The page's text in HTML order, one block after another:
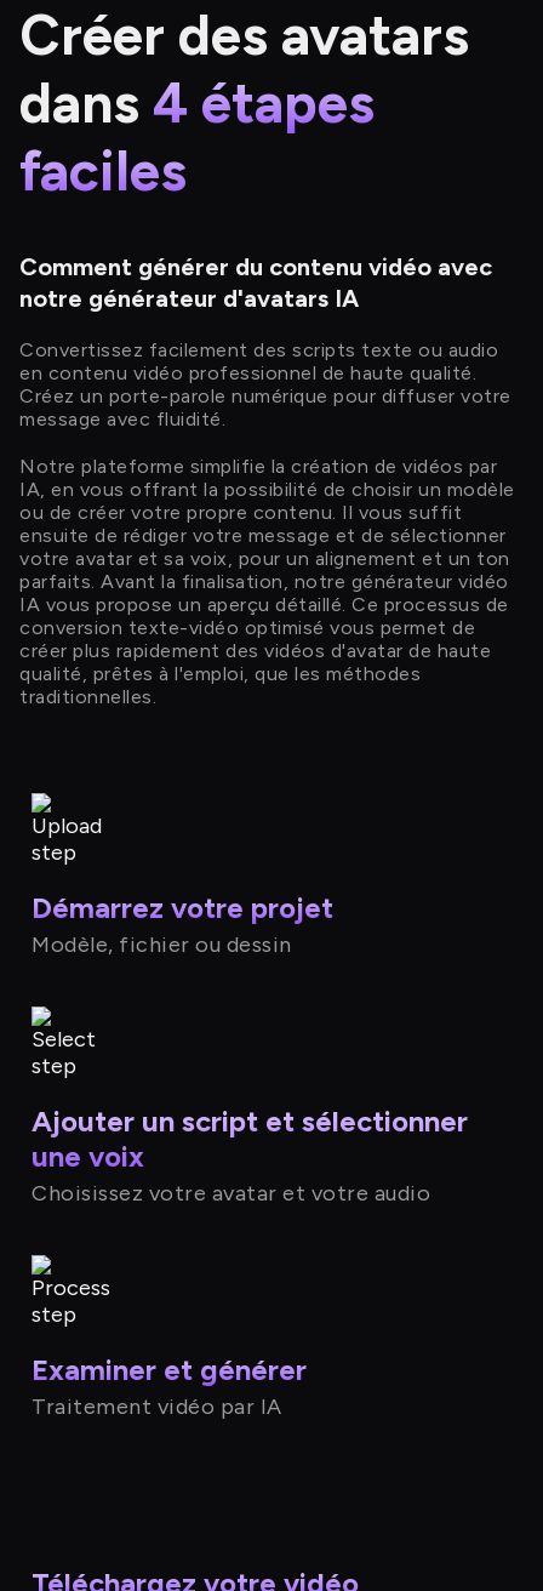
Créer des avatars
dans 4 étapes
faciles
Comment générer du contenu vidéo avec
notre générateur d'avatars IA
Convertissez facilement des scripts texte ou audio
en contenu vidéo professionnel de haute qualité.
Créez un porte-parole numérique pour diffuser votre
message avec fluidité.
Notre plateforme simplifie la création de vidéos par
IA, en vous offrant la possibilité de choisir un modèle
ou de créer votre propre contenu. Il vous suffit
ensuite de rédiger votre message et de sélectionner
votre avatar et sa voix, pour un alignement et un ton
parfaits. Avant la finalisation, notre générateur vidéo
IA vous propose un aperçu détaillé. Ce processus de
conversion texte-vidéo optimisé vous permet de
créer plus rapidement des vidéos d'avatar de haute
qualité, prêtes à l'emploi, que les méthodes
traditionnelles.
Démarrez votre projet
Modèle, fichier ou dessin
Ajouter un script et sélectionner
une voix
Choisissez votre avatar et votre audio
Examiner et générer
Traitement vidéo par IA
Téléchargez votre vidéo